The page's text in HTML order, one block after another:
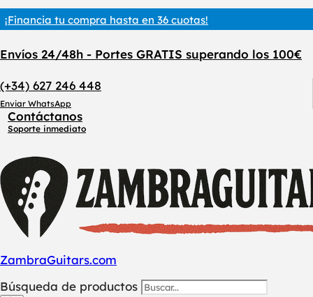
¡Financia tu compra hasta en 36 cuotas!
Envíos 24/48h - Portes GRATIS superando los 100€
(+34) 627 246 448
Enviar WhatsApp
Contáctanos
Soporte inmediato
ZambraGuitars.com
Búsqueda de productos